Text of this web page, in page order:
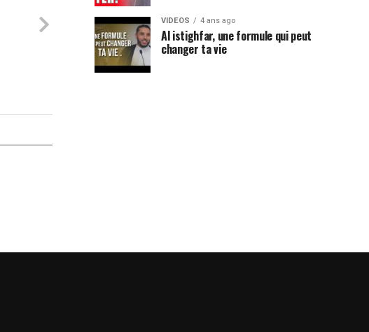
VIDEOS 4 ans ago
Al istighfar, une formule qui peut
changer ta vie